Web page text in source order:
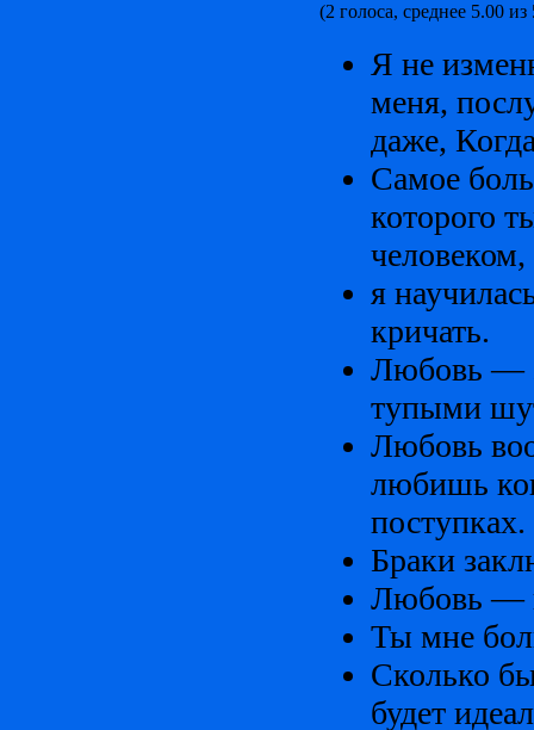
(2 голоса, среднее 5.00 из
Я не
меня,
даже,
Самое
которого
я
кричать.
Любовь —
тупыми
Любовь
любишь
поступках.
Браки
Любовь —
Ты мне
Сколько
будет